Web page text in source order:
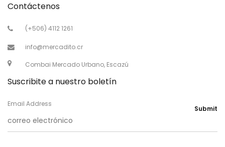
Contáctenos
(+506) 4112 1261
info@mercadito.cr
Combai Mercado Urbano, Escazú
Suscribite a nuestro boletín
Email Address
Submit